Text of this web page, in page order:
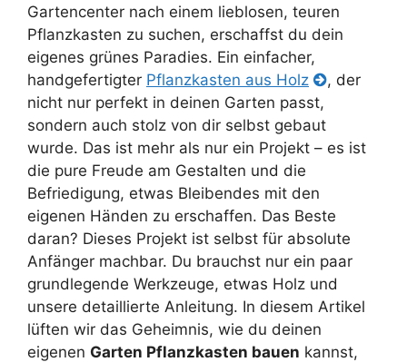
Gartencenter nach einem lieblosen, teuren
Pflanzkasten zu suchen, erschaffst du dein
eigenes grünes Paradies. Ein einfacher,
handgefertigter Pflanzkasten aus Holz
, der
nicht nur perfekt in deinen Garten passt,
sondern auch stolz von dir selbst gebaut
wurde. Das ist mehr als nur ein Projekt – es ist
die pure Freude am Gestalten und die
Befriedigung, etwas Bleibendes mit den
eigenen Händen zu erschaffen. Das Beste
daran? Dieses Projekt ist selbst für absolute
Anfänger machbar. Du brauchst nur ein paar
grundlegende Werkzeuge, etwas Holz und
unsere detaillierte Anleitung. In diesem Artikel
lüften wir das Geheimnis, wie du deinen
eigenen Garten Pflanzkasten bauen kannst,